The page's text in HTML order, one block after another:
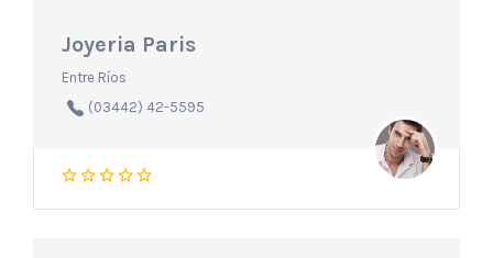
Joyeria Paris
Entre Ríos
(03442) 42-5595